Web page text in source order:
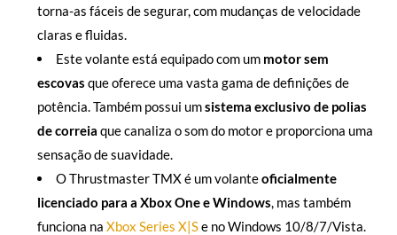
torna-as fáceis de segurar, com mudanças de velocidade
claras e fluidas.
Este volante está equipado com um motor sem
escovas que oferece uma vasta gama de definições de
potência. Também possui umsistema exclusivo de polias
de correia que canaliza o som do motor e proporciona uma
sensação de suavidade.
O Thrustmaster TMX é um volanteoficialmente
licenciado para a Xbox One e Windows, mas também
funciona na Xbox Series X|Se no Windows 10/8/7/Vista.